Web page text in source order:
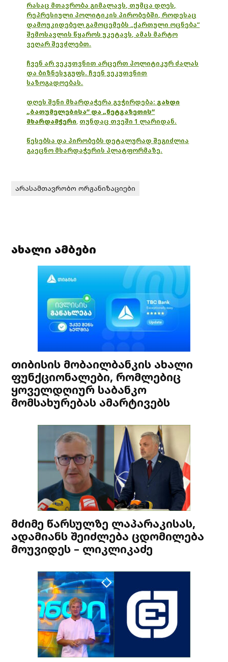
რასაც მთავრობა გიმალავს, თუმცა დღეს,
რეპრესიული პოლიტიკის პირობებში, როდესაც
დამოუკიდებელ გამოცემებს „ქართული ოცნება“
შემოსავლის წყაროს უკეტავს, ამას მარტო
ვეღარ შევძლებთ.
ჩვენ არ ვეკუთვნით არცერთ პოლიტიკურ ძალას
და ბიზნესჯგუფს. ჩვენ ვეკუთვნით
საზოგადოებას.
დღეს შენი მხარდაჭერა გვჭირდება: გახდი
„ბათუმელებისა“ და „ნეტგაზეთის“
მხარდამჭერი, თუნდაც თვეში 1 ლარიდან.
წესებსა და პირობებს დეტალურად შეგიძლია
გაეცნო მხარდაჭერის პლატფორმაზე.
არასამთავრობო ორგანიზაციები
ახალი ამბები
თიბისის მობაილბანკის ახალი
ფუნქციონალები, რომლებიც
ყოველდღიურ საბანკო
მომსახურებას ამარტივებს
მძიმე წარსულზე ლაპარაკისას,
ადამიანს შეიძლება ცდომილება
მოუვიდეს – ლიკლიკაძე